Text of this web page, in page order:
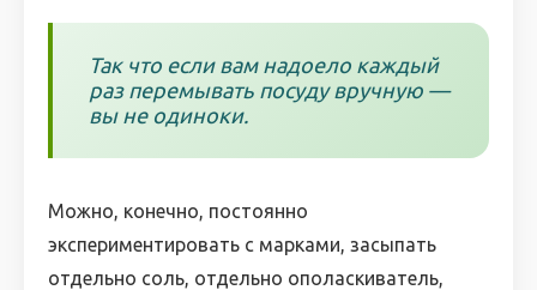
Так что если вам надоело каждый
раз перемывать посуду вручную —
вы не одиноки.
Можно, конечно, постоянно
экспериментировать с марками, засыпать
отдельно соль, отдельно ополаскиватель,